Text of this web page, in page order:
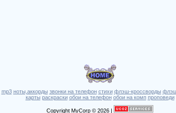
mp3 ноты,аккорды звонки на телефон стихи флэш-кроссворды
карты раскраски обои на телефон обои на комп проповеди
Copyright MyCorp © 2026 |